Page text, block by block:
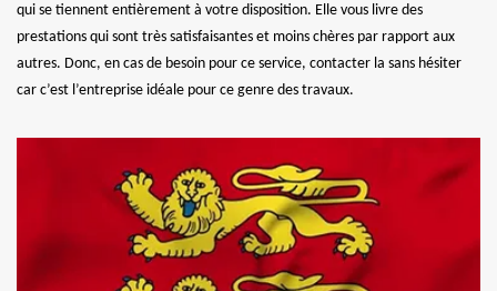
qui se tiennent entièrement à votre disposition. Elle vous livre des
prestations qui sont très satisfaisantes et moins chères par rapport aux
autres. Donc, en cas de besoin pour ce service, contacter la sans hésiter
car c’est l’entreprise idéale pour ce genre des travaux.